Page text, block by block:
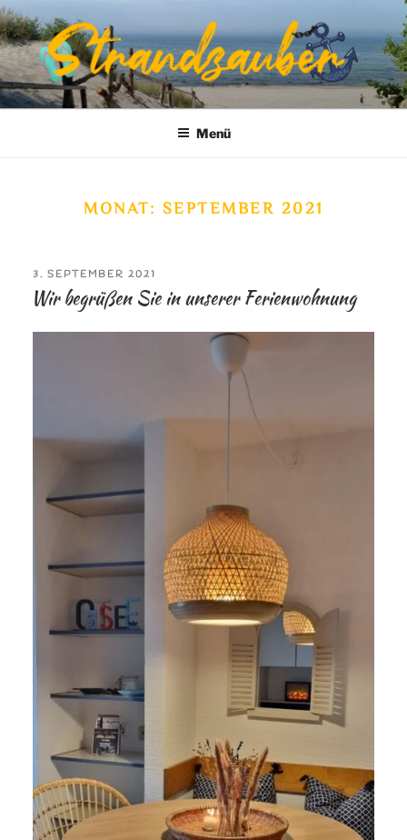
Zum
Inhalt
springen
DER STRANDZAUBER | IHRE
FERIENWOHNUNG AUF RÜGEN
Urlaub auf der schönsten Insel
Menü
MONAT: SEPTEMBER 2021
VERÖFFENTLICHT
AM
3. SEPTEMBER 2021
Wir begrüßen Sie in unserer Ferienwohnung